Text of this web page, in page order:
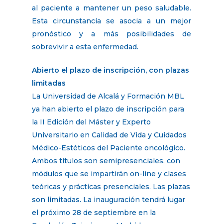
al paciente a mantener un peso saludable.
Esta circunstancia se asocia a un mejor
pronóstico y a más posibilidades de
sobrevivir a esta enfermedad.
Abierto el plazo de inscripción, con plazas
limitadas
La Universidad de Alcalá y Formación MBL
ya han abierto el plazo de inscripción para
la II Edición del Máster y Experto
Universitario en Calidad de Vida y Cuidados
Médico-Estéticos del Paciente oncológico.
Ambos títulos son semipresenciales, con
módulos que se impartirán on-line y clases
teóricas y prácticas presenciales. Las plazas
son limitadas. La inauguración tendrá lugar
el próximo 28 de septiembre en la